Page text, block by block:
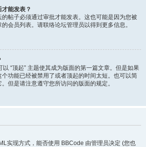
能发表？
帖子必须通过审批才能发表。这也可能是因为您被
会员列表。请联络论坛管理员以得到更多信息。
以 “顶起” 主题使其成为版面的第一篇文章。但是如果
功能已经被禁用了或者顶起的时间太短。也可以简
但是请注意遵守您所访问的版面的规定。
实现方式，能否使用 BBCode 由管理员决定 (您也